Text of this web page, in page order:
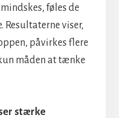
føles de
viser,
påvirkes flere
måden at tænke
stærke